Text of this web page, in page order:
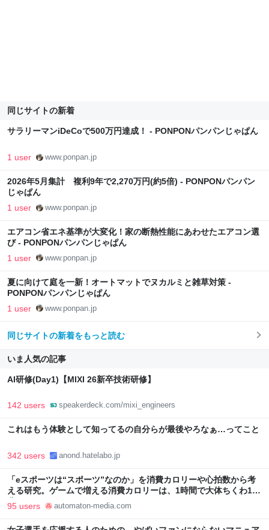
同じサイトの新着
サラリーマンiDeCoで500万円達成！ - PONPONパンパンじゃぱん
1 user www.ponpan.jp
2026年5月集計 複利9年で2,270万円(約5倍) - PONPONパンパン
じゃぱん
1 user www.ponpan.jp
エアコン省エネ基準が大変化！家の断熱性能にあわせたエアコン選
び - PONPONパンパンじゃぱん
1 user www.ponpan.jp
夏に向けて庭を一新！オートマットでヌカルミと雑草対策 -
PONPONパンパンじゃぱん
1 user www.ponpan.jp
同じサイトの新着をもっと読む
いま人気の記事
AI研修(Day1)【MIXI 26新卒技術研修】
142 users speakerdeck.com/mixi_engineers
これはもう体験として知ってるの自分らが最後やろなぁ…ってこと
342 users anond.hatelabo.jp
「eスポーツは“スポーツ”なのか」を消費カロリーや心拍数から考
える研究。ゲームで増える消費カロリーは、1時間で大体ちくわ1本
分 - AUTOMATON
95 users automaton-media.com